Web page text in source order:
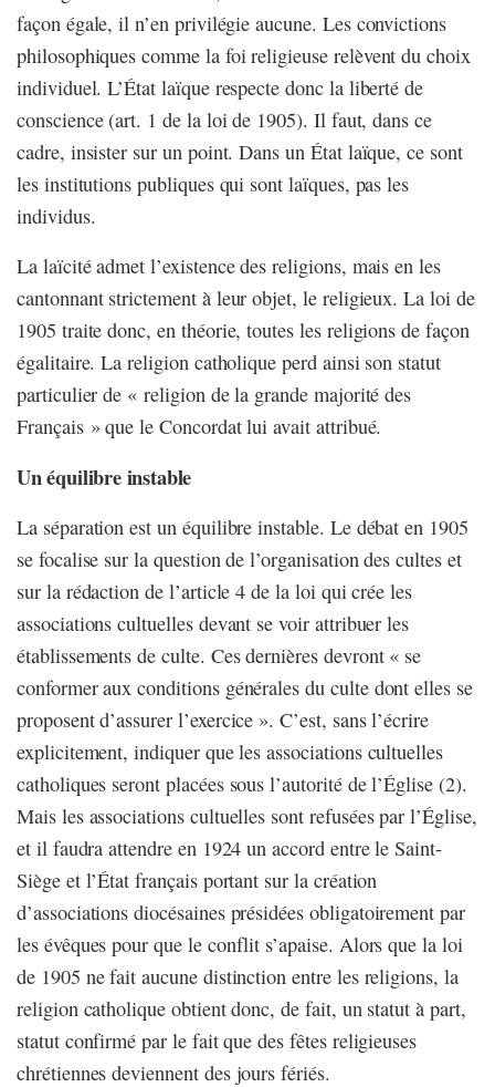
façon égale, il n’en privilégie aucune. Les convictions
philosophiques comme la foi religieuse relèvent du choix
individuel. L’État laïque respecte donc la liberté de
conscience (art. 1 de la loi de 1905). Il faut, dans ce
cadre, insister sur un point. Dans un État laïque, ce sont
les institutions publiques qui sont laïques, pas les
individus.
La laïcité admet l’existence des religions, mais en les
cantonnant strictement à leur objet, le religieux. La loi de
1905 traite donc, en théorie, toutes les religions de façon
égalitaire. La religion catholique perd ainsi son statut
particulier de « religion de la grande majorité des
Français » que le Concordat lui avait attribué.
Un équilibre instable
La séparation est un équilibre instable. Le débat en 1905
se focalise sur la question de l’organisation des cultes et
sur la rédaction de l’article 4 de la loi qui crée les
associations cultuelles devant se voir attribuer les
établissements de culte. Ces dernières devront « se
conformer aux conditions générales du culte dont elles se
proposent d’assurer l’exercice ». C’est, sans l’écrire
explicitement, indiquer que les associations cultuelles
catholiques seront placées sous l’autorité de l’Église (2).
Mais les associations cultuelles sont refusées par l’Église,
et il faudra attendre en 1924 un accord entre le Saint-
Siège et l’État français portant sur la création
d’associations diocésaines présidées obligatoirement par
les évêques pour que le conflit s’apaise. Alors que la loi
de 1905 ne fait aucune distinction entre les religions, la
religion catholique obtient donc, de fait, un statut à part,
statut confirmé par le fait que des fêtes religieuses
chrétiennes deviennent des jours fériés.